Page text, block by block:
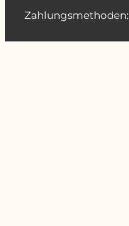
Zahlungsmethoden: